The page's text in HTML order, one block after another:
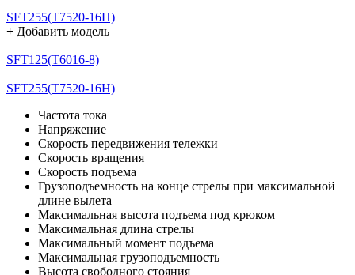
SFT255(T7520-16H)
+ Добавить модель
SFT125(T6016-8)
SFT255(T7520-16H)
Частота тока
Напряжение
Скорость передвижения тележки
Скорость вращения
Скорость подъема
Грузоподъемность на конце стрелы при максимальной
длине вылета
Максимальная высота подъема под крюком
Максимальная длина стрелы
Максимальный момент подъема
Максимальная грузоподъемность
Высота свободного стояния